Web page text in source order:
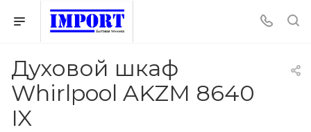
Духовой шкаф
Whirlpool AKZM 8640
IX